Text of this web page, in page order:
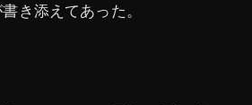
き添えてあった。